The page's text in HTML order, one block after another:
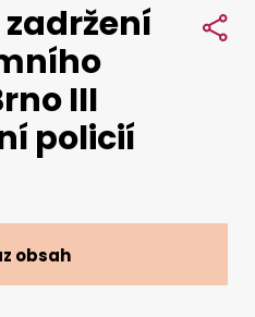
III
policií
obsah